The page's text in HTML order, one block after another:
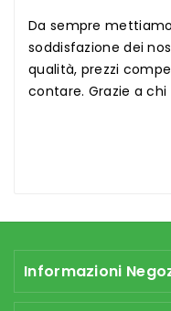
Da sempre
soddisfazione dei
qualità, prezzi
contare. Grazie a chi
Informazioni